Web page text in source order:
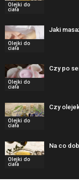
Olejki do
ciała
Olejki do
ciała
Jaki
Olejki do
ciała
Czy po
Olejki do
ciała
Czy
Olejki do
ciała
Na co